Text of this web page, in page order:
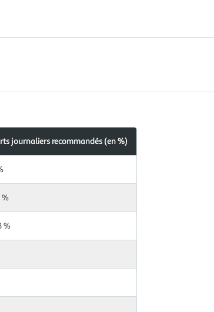
journaliers recommandés (en %)
%
%